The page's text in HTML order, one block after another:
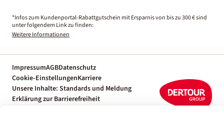
*Infos zum Kundenportal-Rabattgutschein mit Ersparnis von bis zu 300 € sind
unter folgendem Link zu finden:
Weitere Informationen
ImpressumAGBDatenschutz
Cookie-EinstellungenKarriere
Unsere Inhalte: Standards und Meldung
Erklärung zur Barrierefreiheit